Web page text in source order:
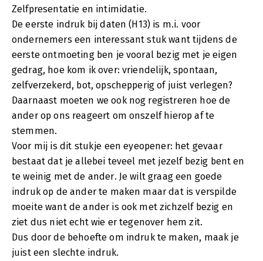
Zelfpresentatie en intimidatie.
De eerste indruk bij daten (H13) is m.i. voor
ondernemers een interessant stuk want tijdens de
eerste ontmoeting ben je vooral bezig met je eigen
gedrag, hoe kom ik over: vriendelijk, spontaan,
zelfverzekerd, bot, opschepperig of juist verlegen?
Daarnaast moeten we ook nog registreren hoe de
ander op ons reageert om onszelf hierop af te
stemmen.
Voor mij is dit stukje een eyeopener: het gevaar
bestaat dat je allebei teveel met jezelf bezig bent en
te weinig met de ander. Je wilt graag een goede
indruk op de ander te maken maar dat is verspilde
moeite want de ander is ook met zichzelf bezig en
ziet dus niet echt wie er tegenover hem zit.
Dus door de behoefte om indruk te maken, maak je
juist een slechte indruk.